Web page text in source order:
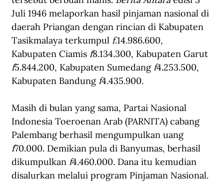
Juli 1946 melaporkan hasil pinjaman nasional di
daerah Priangan dengan rincian di Kabupaten
Tasikmalaya terkumpul f.14.986.600,
Kabupaten Ciamis f8.134.300, Kabupaten Garut
f5.844.200, Kabupaten Sumedang f4.253.500,
Kabupaten Bandung f4.435.900.
Masih di bulan yang sama, Partai Nasional
Indonesia Toeroenan Arab (PARNITA) cabang
Palembang berhasil mengumpulkan uang
f70.000. Demikian pula di Banyumas, berhasil
dikumpulkan f4.460.000. Dana itu kemudian
disalurkan melalui program Pinjaman Nasional.